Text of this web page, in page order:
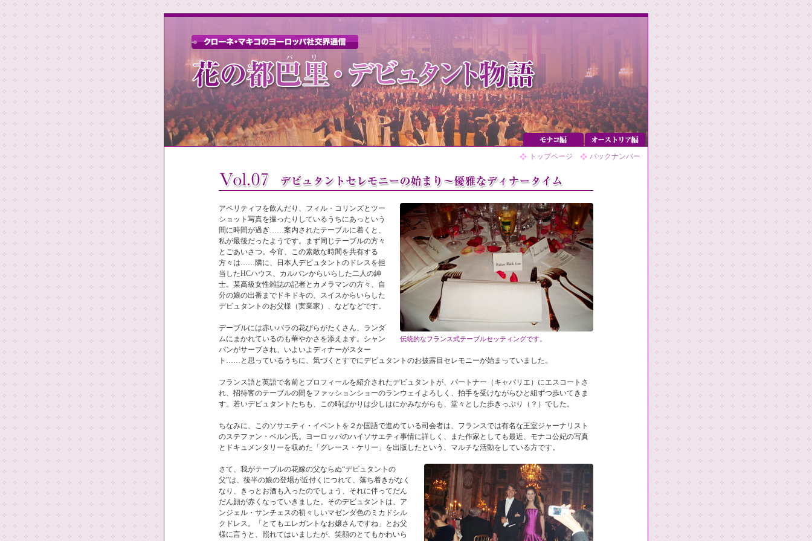
バックナンバー
トップページ
伝統的なフランス式テーブルセッティングです。
アペリティフを飲んだり、フィル・コリンズとツー
ショット写真を撮ったりしているうちにあっという
間に時間が過ぎ……案内されたテーブルに着くと、
私が最後だったようです。まず同じテーブルの方々
とごあいさつ。今宵、この素敵な時間を共有する
方々は……隣に、日本人デビュタントのドレスを担
当したHCハウス、カルバンからいらした二人の紳
士。某高級女性雑誌の記者とカメラマンの方々、自
分の娘の出番までドキドキの、スイスからいらした
デビュタントのお父様（実業家）、などなどです。
デーブルには赤いバラの花びらがたくさん、ランダ
ムにまかれているのも華やかさを添えます。シャン
パンがサーブされ、いよいよディナーがスター
ト……と思っているうちに、気づくとすでにデビュタントのお披露目セレモニーが始まっていました。
フランス語と英語で名前とプロフィールを紹介されたデビュタントが、パートナー（キャバリエ）にエスコートさ
れ、招待客のテーブルの間をファッションショーのランウェイよろしく、拍手を受けながらひと組ずつ歩いてきま
す。若いデビュタントたちも、この時ばかりは少しはにかみながらも、堂々とした歩きっぷり（？）でした。
ちなみに、このソサエティ・イベントを２か国語で進めている司会者は、フランスでは有名な王室ジャーナリスト
のステファン・ベルン氏。ヨーロッパのハイソサエティ事情に詳しく、また作家としても最近、モナコ公妃の写真
とドキュメンタリーを収めた「グレース・ケリー」を出版したという、マルチな活動をしている方です。
さて、我がテーブルの花嫁の父ならぬ“デビュタントの
父”は、後半の娘の登場が近付くにつれて、落ち着きがなく
なり、きっとお酒も入ったのでしょう、それに伴ってだん
だん顔が赤くなっていきました。そのデビュタントは、ア
ンジェル・サンチェスの初々しいマゼンダ色のミカドシル
クドレス。「とてもエレガントなお嬢さんですね」とお父
様に言うと、照れてはいましたが、笑顔のとてもかわいら